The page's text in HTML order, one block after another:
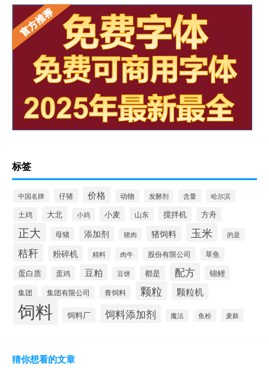
标签
中国名牌 仔猪 价格 动物 发酵剂 含量 哈尔滨
土鸡 大北 小鸡 小麦 山东 搅拌机 方舟
正大 母猪 添加剂 猪肉 猪饲料 玉米 的是
秸秆 粉碎机 精料 肉牛 股份有限公司 草鱼
蛋白质 蛋鸡 豆粕 豆饼 都是 配方 锦鲤
集团 集团有限公司 青饲料 颗粒 颗粒机
饲料 饲料厂 饲料添加剂 魔法 鱼粉 麦麸
猜你想看的文章